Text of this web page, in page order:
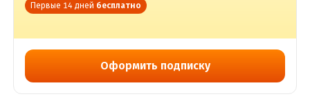
Первые 14 дней бесплатно
Оформить подписку